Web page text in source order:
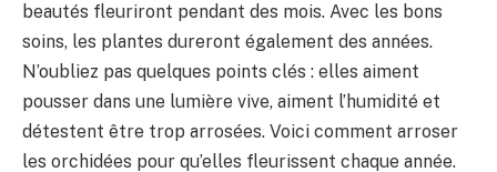
beautés fleuriront pendant des mois. Avec les bons
soins, les plantes dureront également des années.
N’oubliez pas quelques points clés : elles aiment
pousser dans une lumière vive, aiment l’humidité et
détestent être trop arrosées. Voici comment arroser
les orchidées pour qu’elles fleurissent chaque année.